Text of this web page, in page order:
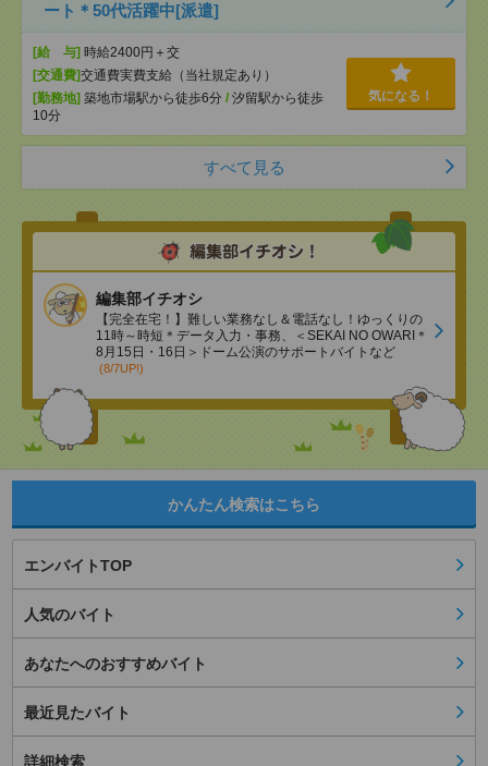
ート＊50代活躍中[派遣]
[給 与] 時給2400円＋交
[交通費]交通費実費支給（当社規定あり）
[勤務地] 築地市場駅から徒歩6分 / 汐留駅から徒歩
10分
気になる！
すべて見る
編集部イチオシ
【完全在宅！】難しい業務なし＆電話なし！ゆっくりの
11時～時短＊データ入力・事務、＜SEKAI NO OWARI＊
8月15日・16日＞ドーム公演のサポートバイトなど
(8/7UP!)
かんたん検索はこちら
エンバイトTOP
人気のバイト
あなたへのおすすめバイト
最近見たバイト
詳細検索